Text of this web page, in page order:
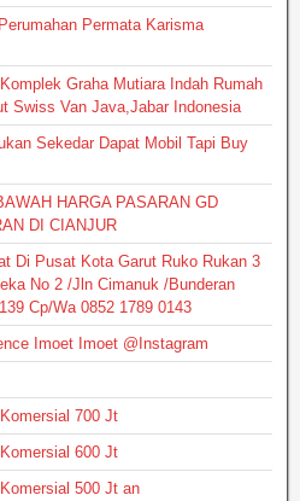
Permata Karisma
Graha Mutiara Indah Rumah
Swiss Van Java,Jabar Indonesia
Sekedar Dapat Mobil Tapi Buy
HARGA PASARAN GD
DI CIANJUR
Di Pusat Kota Garut Ruko Rukan 3
No 2 /Jln Cimanuk /Bunderan
Cp/Wa 0852 1789 0143
Imoet Imoet @Instagram
700 Jt
600 Jt
500 Jt an